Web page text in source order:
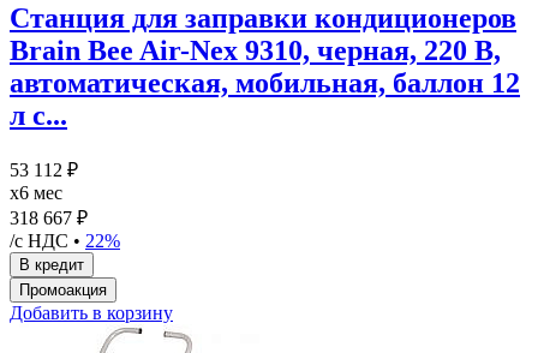
Станция для заправки кондиционеров
Brain Bee Air-Nex 9310, черная, 220 В,
автоматическая, мобильная, баллон 12
л с...
53 112 ₽
x6 мес
318 667 ₽
/с НДС • 22%
Добавить в корзину